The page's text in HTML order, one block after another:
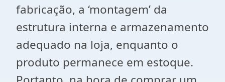
fabricação, a ‘montagem’ da
estrutura interna e armazenamento
adequado na loja, enquanto o
produto permanece em estoque.